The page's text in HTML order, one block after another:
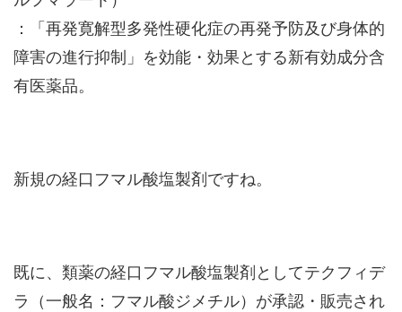
：「再発寛解型多発性硬化症の再発予防及び身体的
障害の進行抑制」を効能・効果とする新有効成分含
有医薬品。
新規の経口フマル酸塩製剤ですね。
既に、類薬の経口フマル酸塩製剤としてテクフィデ
ラ（一般名：フマル酸ジメチル）が承認・販売され